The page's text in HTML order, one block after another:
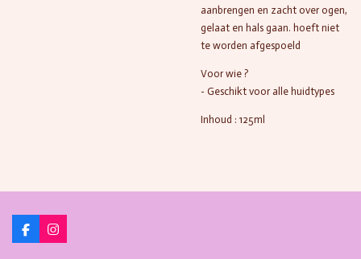
aanbrengen en zacht over ogen,
gelaat en hals gaan. hoeft niet
te worden afgespoeld
Voor wie ?
- Geschikt voor alle huidtypes
Inhoud : 125ml
F
a
I
n